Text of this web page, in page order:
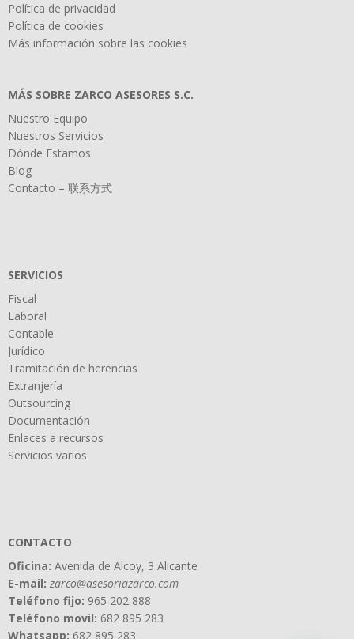
Política de privacidad
Política de cookies
Más información sobre las cookies
MÁS SOBRE ZARCO ASESORES S.C.
Nuestro Equipo
Nuestros Servicios
Dónde Estamos
Blog
Contacto – 联系方式
SERVICIOS
Fiscal
Laboral
Contable
Jurídico
Tramitación de herencias
Extranjería
Outsourcing
Documentación
Enlaces a recursos
Servicios varios
CONTACTO
Oficina: Avenida de Alcoy, 3 Alicante
E-mail: zarco@asesoriazarco.com
Teléfono fijo: 965 202 888
Teléfono movil: 682 895 283
Whatsapp: 682 895 283